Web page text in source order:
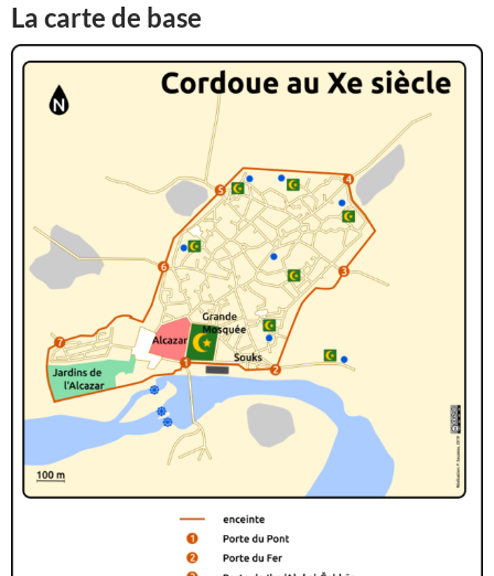
La carte de base